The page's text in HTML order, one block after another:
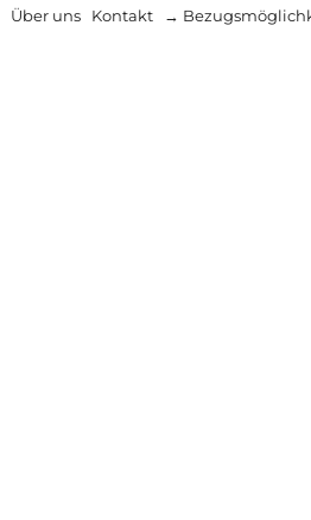
Über uns Kontakt →